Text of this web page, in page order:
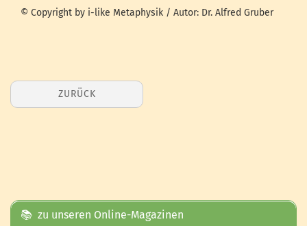
© Copyright by i-like Metaphysik / Autor: Dr. Alfred Gruber
ZURÜCK
📚 zu unseren Online-Magazinen